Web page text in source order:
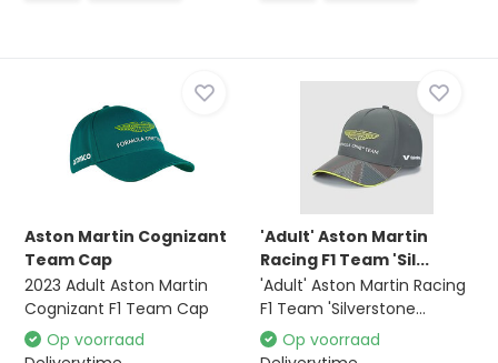
Aston Martin Cognizant
Team Cap
2023 Adult Aston Martin
Cognizant F1 Team Cap
Op voorraad
'Adult' Aston Martin
Racing F1 Team 'Sil...
'Adult' Aston Martin Racing
F1 Team 'Silverstone...
Op voorraad